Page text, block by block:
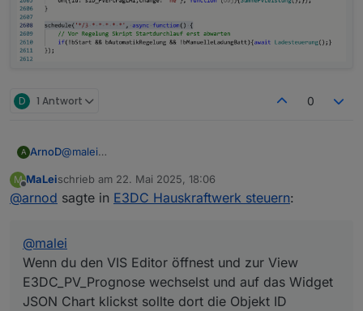
D 1 Antwort 0
A ArnoD@malei
E3DC_PV_Prognose wechselst und auf das Widget
JSON Chart klickst sollte dort die Objekt ID
M
Offline
MaLeischrieb am 22. Mai 2025, 18:06
zuletzt editiert von
@arnod sagte in E3DC Hauskraftwerk steuern:
@malei
Wenn du den VIS Editor öffnest und zur View
E3DC_PV_Prognose wechselst und auf das Widget
JSON Chart klickst sollte dort die Objekt ID